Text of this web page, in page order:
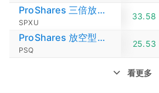
ProShares 三倍放空標普500ETF
SPXU
33.58
ProShares 放空型納斯達克指數ETF
PSQ
25.53
看更多